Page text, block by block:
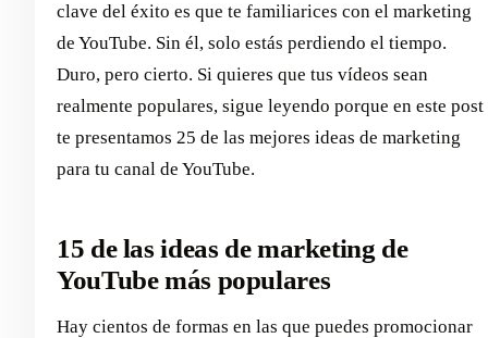
clave del éxito es que te familiarices con el marketing
de YouTube. Sin él, solo estás perdiendo el tiempo.
Duro, pero cierto. Si quieres que tus vídeos sean
realmente populares, sigue leyendo porque en este post
te presentamos 25 de las mejores ideas de marketing
para tu canal de YouTube.
15 de las ideas de marketing de
YouTube más populares
Hay cientos de formas en las que puedes promocionar